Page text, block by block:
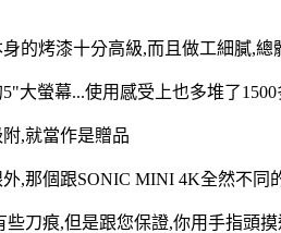
的烤漆十分高級,而且做工細膩,
大螢幕...使用感受上也多堆了1500
,就當作是贈品
,那個跟SONIC MINI 4K全然不同
些刀痕,但是跟您保證,你用手指頭